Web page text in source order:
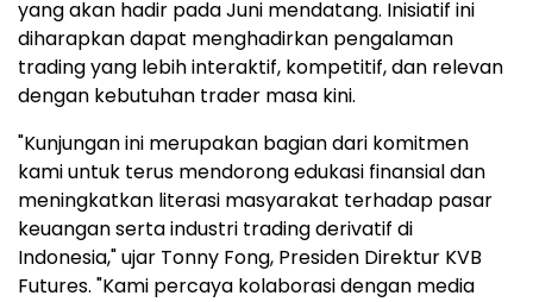
yang akan hadir pada Juni mendatang. Inisiatif ini
diharapkan dapat menghadirkan pengalaman
trading yang lebih interaktif, kompetitif, dan relevan
dengan kebutuhan trader masa kini.
"Kunjungan ini merupakan bagian dari komitmen
kami untuk terus mendorong edukasi finansial dan
meningkatkan literasi masyarakat terhadap pasar
keuangan serta industri trading derivatif di
Indonesia," ujar Tonny Fong, Presiden Direktur KVB
Futures. "Kami percaya kolaborasi dengan media